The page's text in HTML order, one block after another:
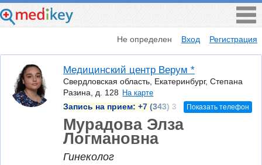
Не определен Вход Регистрация
Медицинский центр Верум *
Свердловская область, Екатеринбург, Степана
Разина, д. 128 На карте
Запись на прием: +7 (343) 3 Показать телефон
Мурадова Элза
Логмановна
Гинеколог